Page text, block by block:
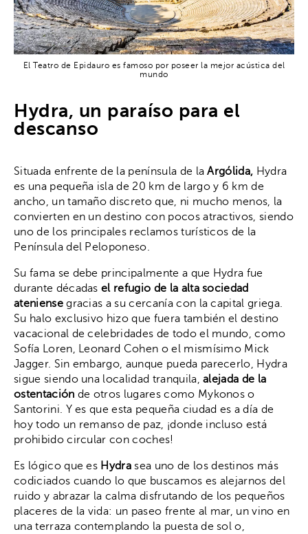
El Teatro de Epidauro es famoso por poseer la mejor acústica del
mundo
Hydra, un paraíso para el
descanso
Situada enfrente de la península de la Argólida, Hydra
es una pequeña isla de 20 km de largo y 6 km de
ancho, un tamaño discreto que, ni mucho menos, la
convierten en un destino con pocos atractivos, siendo
uno de los principales reclamos turísticos de la
Península del Peloponeso.
Su fama se debe principalmente a que Hydra fue
durante décadasel refugio de la alta sociedad
ateniensegracias a su cercanía con la capital griega.
Su halo exclusivo hizo que fuera también el destino
vacacional de celebridades de todo el mundo, como
Sofía Loren, Leonard Cohen o el mismísimo Mick
Jagger. Sin embargo, aunque pueda parecerlo, Hydra
sigue siendo una localidad tranquila,alejada de la
ostentación de otros lugares como Mykonos o
Santorini. Y es que esta pequeña ciudad es a día de
hoy todo un remanso de paz, ¡donde incluso está
prohibido circular con coches!
Es lógico que es Hydra sea uno de los destinos más
codiciados cuando lo que buscamos es alejarnos del
ruido y abrazar la calma disfrutando de los pequeños
placeres de la vida: un paseo frente al mar, un vino en
una terraza contemplando la puesta de sol o,